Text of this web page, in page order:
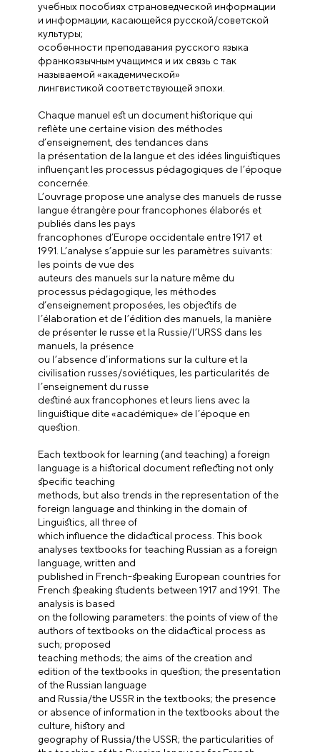
учебных пособиях страноведческой информации
и информации, касающейся русской/советской
культуры;
особенности преподавания русского языка
франкоязычным учащимся и их связь с так
называемой «академической»
лингвистикой соответствующей эпохи.
Chaque manuel est un document historique qui
reflète une certaine vision des méthodes
d’enseignement, des tendances dans
la présentation de la langue et des idées linguistiques
influençant les processus pédagogiques de l’époque
concernée.
L’ouvrage propose une analyse des manuels de russe
langue étrangère pour francophones élaborés et
publiés dans les pays
francophones d’Europe occidentale entre 1917 et
1991. L’analyse s’appuie sur les paramètres suivants:
les points de vue des
auteurs des manuels sur la nature même du
processus pédagogique, les méthodes
d’enseignement proposées, les objectifs de
l’élaboration et de l’édition des manuels, la manière
de présenter le russe et la Russie/l’URSS dans les
manuels, la présence
ou l’absence d’informations sur la culture et la
civilisation russes/soviétiques, les particularités de
l’enseignement du russe
destiné aux francophones et leurs liens avec la
linguistique dite «académique» de l’époque en
question.
Each textbook for learning (and teaching) a foreign
language is a historical document reflecting not only
specific teaching
methods, but also trends in the representation of the
foreign language and thinking in the domain of
Linguistics, all three of
which influence the didactical process. This book
analyses textbooks for teaching Russian as a foreign
language, written and
published in French-speaking European countries for
French speaking students between 1917 and 1991. The
analysis is based
on the following parameters: the points of view of the
authors of textbooks on the didactical process as
such; proposed
teaching methods; the aims of the creation and
edition of the textbooks in question; the presentation
of the Russian language
and Russia/the USSR in the textbooks; the presence
or absence of information in the textbooks about the
culture, history and
geography of Russia/the USSR; the particularities of